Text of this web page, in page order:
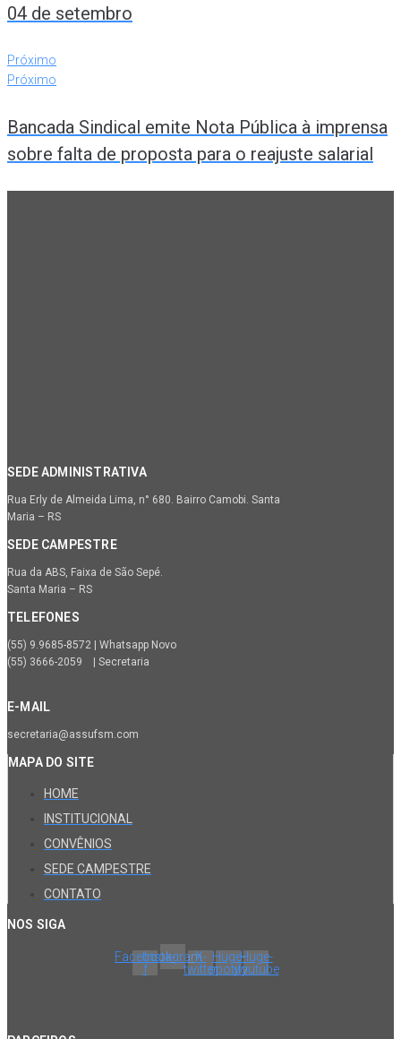
04 de setembro
Próximo
Próximo
Bancada Sindical emite Nota Pública à imprensa
sobre falta de proposta para o reajuste salarial
SEDE ADMINISTRATIVA
Rua Erly de Almeida Lima, n° 680. Bairro Camobi. Santa
Maria – RS
SEDE CAMPESTRE
Rua da ABS, Faixa de São Sepé.
Santa Maria – RS
TELEFONES
(55) 9.9685-8572 | Whatsapp Novo
(55) 3666-2059 | Secretaria
E-MAIL
secretaria@assufsm.com
MAPA DO SITE
HOME
INSTITUCIONAL
CONVÊNIOS
SEDE CAMPESTRE
CONTATO
NOS SIGA
Facebook-
f
InstagramX-
twitter
Huge-
spotify
Huge-
youtube